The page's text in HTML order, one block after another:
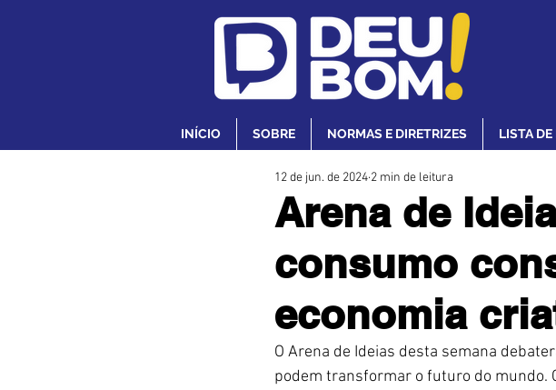
INÍCIO SOBRE NORMAS E DIRETRIZES LISTA
Arena de
consumo
economia
12 de jun. de 2024 2 min de leitura
O Arena de Ideias desta semana
podem transformar o futuro do mundo.